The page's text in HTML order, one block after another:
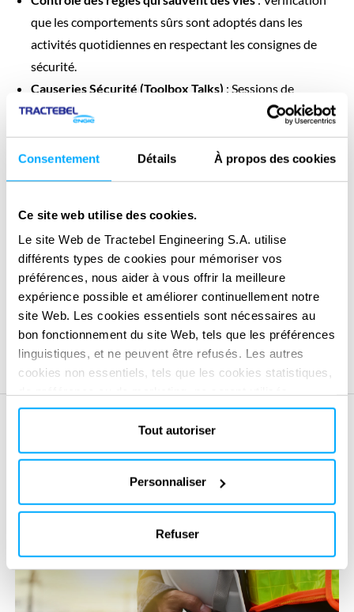
Consentement Détails À propos des cookies
Ce site web utilise des cookies.
Le site Web de Tractebel Engineering S.A. utilise
différents types de cookies pour mémoriser vos
préférences, nous aider à vous offrir la meilleure
expérience possible et améliorer continuellement notre
site Web. Les cookies essentiels sont nécessaires au
bon fonctionnement du site Web, tels que les préférences
linguistiques, et ne peuvent être refusés. Les autres
cookies non essentiels, tels que les cookies statistiques,
qu'après avoir cliqué sur « Accepter tout ». Pour plus
d'informations, veuillez consulter notre politique en
matière de cookies dans la section « À propos » et au
Tout autoriser
Personnaliser
Refuser
que les comportements sûrs sont adoptés dans les
activités quotidiennes en respectant les consignes de
sécurité.
Causeries Sécurité (Toolbox Talks) : Sessions de
sensibilisation à la sécurité sur le lieu de travail pour
des sujets clés liés à la prévention des accidents graves
ou mortels.
régulières de la performance sécurité avec l’équipe projet,
le management et le client pour garantir une attention
constante aux risques majeurs.
Ces rituels managériaux visent à favoriser une
conscience collective et continue de l’importance cruciale
de la sécurité.